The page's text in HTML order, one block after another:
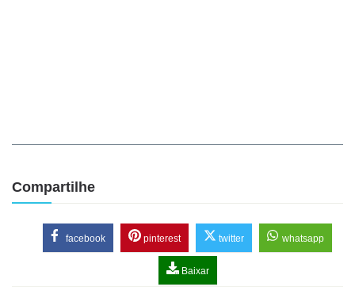
Compartilhe
facebook pinterest twitter whatsapp
Baixar